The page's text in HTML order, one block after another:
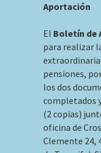
Aportación
El Boletín de
para realizar
pensiones,
los dos
completados
(2 copias)
oficina de
Clemente 24,